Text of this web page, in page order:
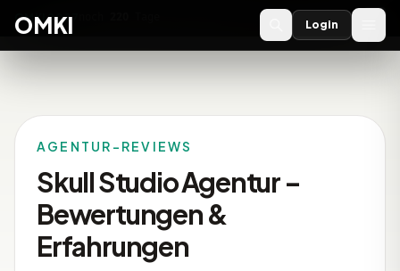
OMKI 2027
OMKI Login
AGENTUR-REVIEWS
Skull Studio Agentur –
Bewertungen &
Erfahrungen